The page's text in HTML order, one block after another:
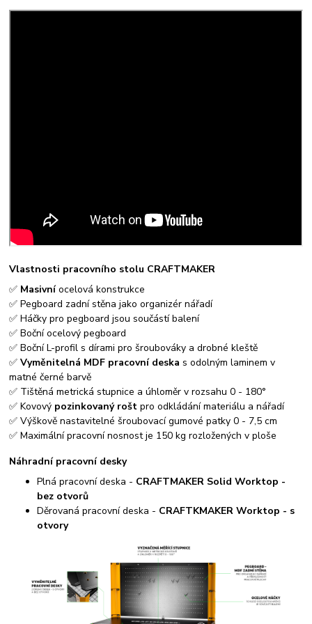
Vlastnosti pracovního stolu CRAFTMAKER
✅ Masivníocelová konstrukce
✅ Pegboard zadní stěna jako organizér nářadí
✅ Háčky pro pegboard jsou součástí balení
✅ Boční ocelový pegboard
✅ Boční L-profil s dírami pro šroubováky a drobné kleště
✅Vyměnitelná MDF pracovní deska s odolným laminem v
matné černé barvě
✅ Tištěná metrická stupnice a úhloměr v rozsahu 0 - 180°
✅ Kovový pozinkovaný rošt pro odkládání materiálu a nářadí
✅ Výškově nastavitelné šroubovací gumové patky 0 - 7,5 cm
✅ Maximální pracovní nosnost je 150 kg rozložených v ploše
Náhradní pracovní desky
Plná pracovní deska - CRAFTMAKER Solid Worktop -
bez otvorů
Děrovaná pracovní deska - CRAFTKMAKER Worktop - s
otvory